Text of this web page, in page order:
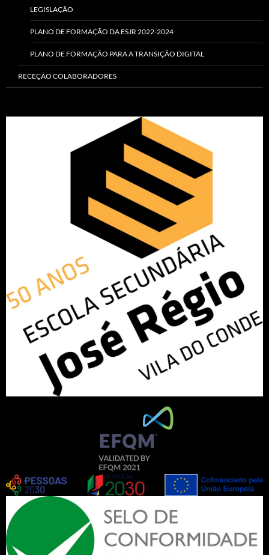
LEGISLAÇÃO
PLANO DE FORMAÇÃO DA ESJR 2022-2024
PLANO DE FORMAÇÃO PARA A TRANSIÇÃO DIGITAL
RECEÇÃO COLABORADORES